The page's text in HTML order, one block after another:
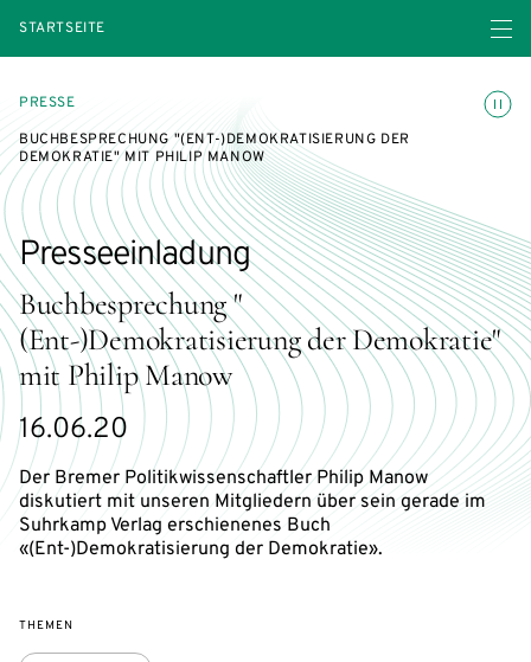
STARTSEITE Menü
PRESSE
BUCHBESPRECHUNG "(ENT-)DEMOKRATISIERUNG DER
DEMOKRATIE" MIT PHILIP MANOW
Buchbesprechung "
(Ent-)Demokratisierung der Demokratie"
mit Philip Manow
Presseeinladung
16.06.20
Der Bremer Politikwissenschaftler Philip Manow
diskutiert mit unseren Mitgliedern über sein gerade im
Suhrkamp Verlag erschienenes Buch
«(Ent-)Demokratisierung der Demokratie».
THEMEN